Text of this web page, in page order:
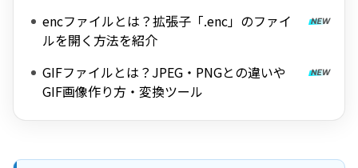
encファイルとは？拡張子「.enc」のファイ
ルを開く方法を紹介
GIFファイルとは？JPEG・PNGとの違いや
GIF画像作り方・変換ツール